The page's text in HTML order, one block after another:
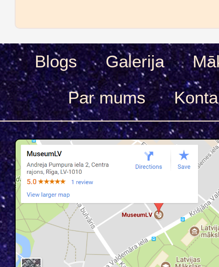
Blogs Galerija
Par mums